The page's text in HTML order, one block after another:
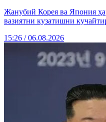
Жанубий Корея ва Япония
вазиятни кузатишни
15:26 / 06.08.2026